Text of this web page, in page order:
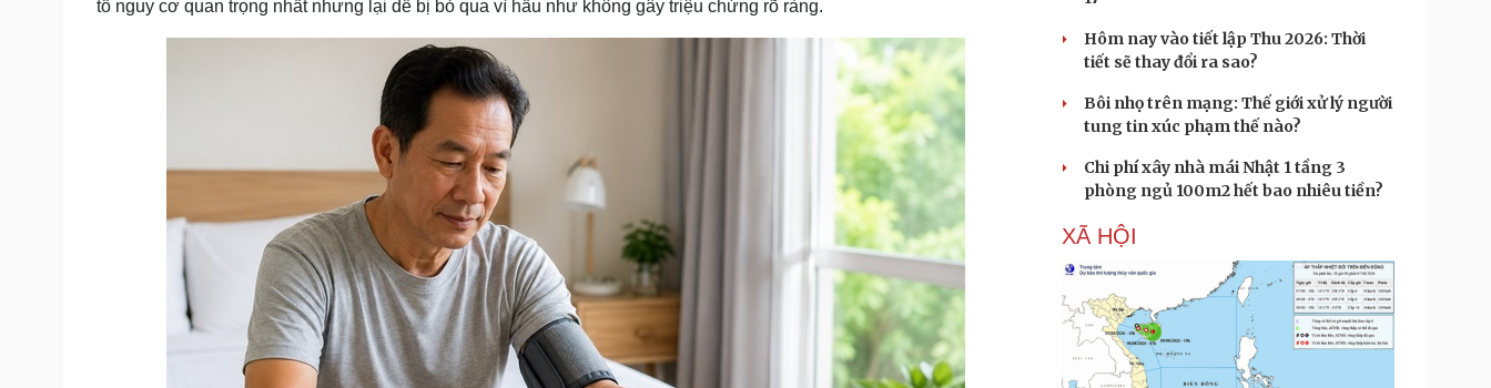
Nam khoa
Làm đẹp - giảm cân
tố nguy cơ quan trọng nhất nhưng lại dễ bị bỏ qua vì hầu như không gây triệu chứng rõ ràng.
Hôm nay vào tiết lập Thu 2026: Thời
tiết sẽ thay đổi ra sao?
Bôi nhọ trên mạng: Thế giới xử lý người
tung tin xúc phạm thế nào?
Chi phí xây nhà mái Nhật 1 tầng 3
phòng ngủ 100m2 hết bao nhiêu tiền?
XÃ HỘI